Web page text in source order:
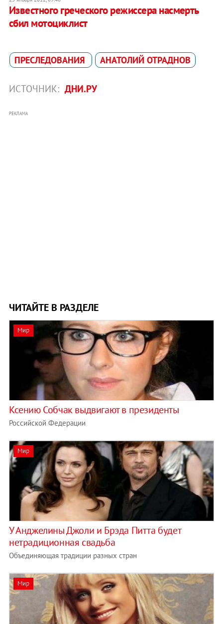
Известного греческого режиссера насмерть
сбил мотоциклист
ПРЕСЛЕДОВАНИЯ АНАТОЛИЙ ОТРАДНОВ
ИСТОЧНИК: ДНИ.РУ
РЕКЛАМА
ЧИТАЙТЕ В РАЗДЕЛЕ
Мир
Ксению Собчак выдвигают в президенты
Российской Федерации
Мир
У Анджелины Джоли и Брэда Питта будет
нетрадиционная свадьба
Объединяющая традиции разных стран
Мир